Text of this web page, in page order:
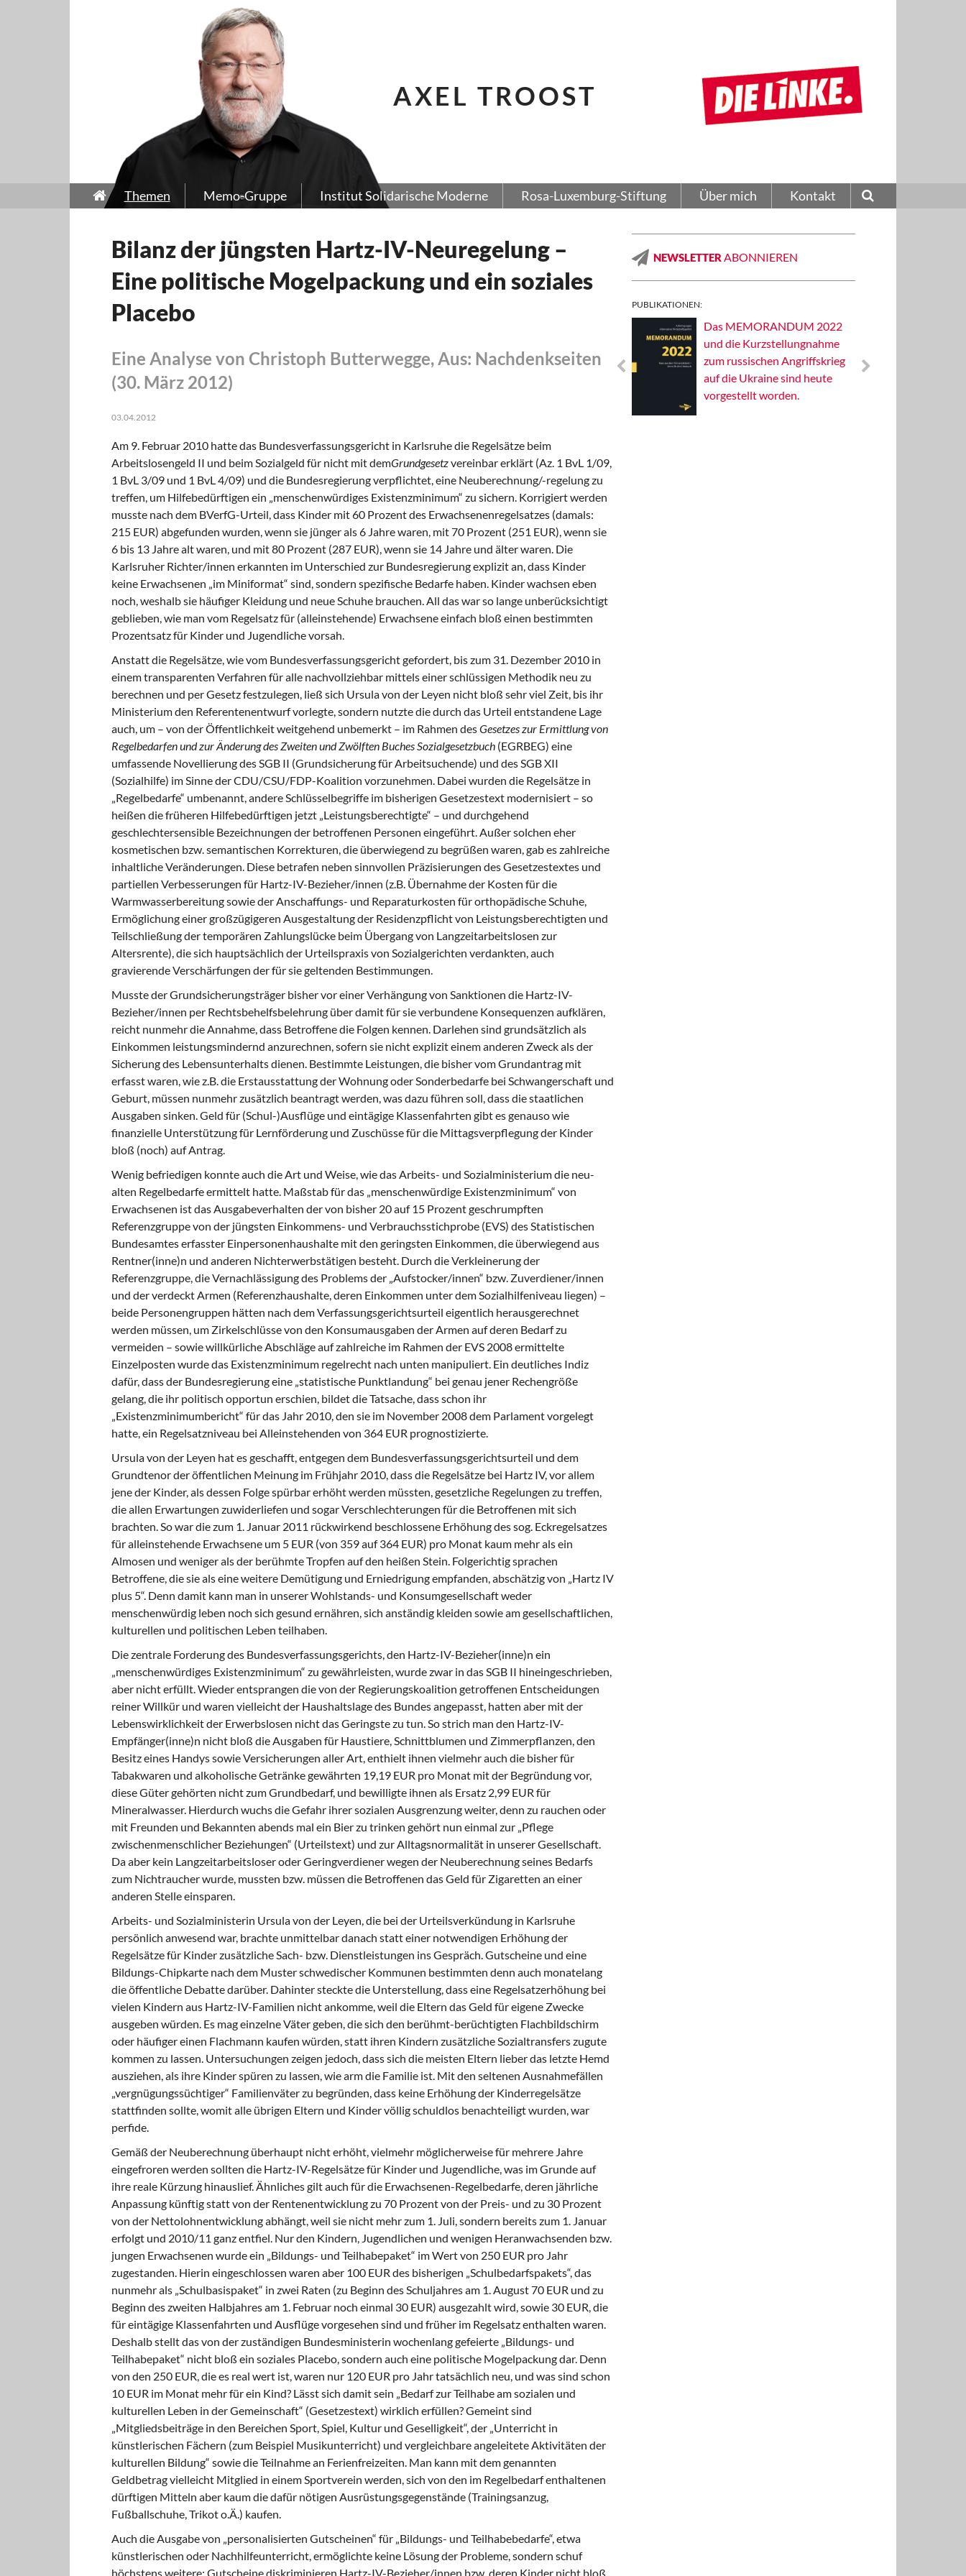
AXEL TROOST
Themen Memo-Gruppe Institut Solidarische Moderne Rosa-Luxemburg-Stiftung Über mich Kontakt
Bilanz der jüngsten Hartz-IV-Neuregelung –
Eine politische Mogelpackung und ein soziales
Placebo
Eine Analyse von Christoph Butterwegge, Aus: Nachdenkseiten
(30. März 2012)
03.04.2012
Am 9. Februar 2010 hatte das Bundesverfassungsgericht in Karlsruhe die Regelsätze beim
Arbeitslosengeld II und beim Sozialgeld für nicht mit demGrundgesetzvereinbar erklärt (Az. 1 BvL 1/09,
1 BvL 3/09 und 1 BvL 4/09) und die Bundesregierung verpflichtet, eine Neuberechnung/-regelung zu
treffen, um Hilfebedürftigen ein „menschenwürdiges Existenzminimum“ zu sichern. Korrigiert werden
musste nach dem BVerfG-Urteil, dass Kinder mit 60 Prozent des Erwachsenenregelsatzes (damals:
215 EUR) abgefunden wurden, wenn sie jünger als 6 Jahre waren, mit 70 Prozent (251 EUR), wenn sie
6 bis 13 Jahre alt waren, und mit 80 Prozent (287 EUR), wenn sie 14 Jahre und älter waren. Die
Karlsruher Richter/innen erkannten im Unterschied zur Bundesregierung explizit an, dass Kinder
keine Erwachsenen „im Miniformat“ sind, sondern spezifische Bedarfe haben. Kinder wachsen eben
noch, weshalb sie häufiger Kleidung und neue Schuhe brauchen. All das war so lange unberücksichtigt
geblieben, wie man vom Regelsatz für (alleinstehende) Erwachsene einfach bloß einen bestimmten
Prozentsatz für Kinder und Jugendliche vorsah.
Anstatt die Regelsätze, wie vom Bundesverfassungsgericht gefordert, bis zum 31. Dezember 2010 in
einem transparenten Verfahren für alle nachvollziehbar mittels einer schlüssigen Methodik neu zu
berechnen und per Gesetz festzulegen, ließ sich Ursula von der Leyen nicht bloß sehr viel Zeit, bis ihr
Ministerium den Referentenentwurf vorlegte, sondern nutzte die durch das Urteil entstandene Lage
auch, um – von der Öffentlichkeit weitgehend unbemerkt – im Rahmen desGesetzes zur Ermittlung von
Regelbedarfen und zur Änderung des Zweiten und Zwölften Buches Sozialgesetzbuch(EGRBEG) eine
umfassende Novellierung des SGB II (Grundsicherung für Arbeitsuchende) und des SGB XII
(Sozialhilfe) im Sinne der CDU/CSU/FDP-Koalition vorzunehmen. Dabei wurden die Regelsätze in
„Regelbedarfe“ umbenannt, andere Schlüsselbegriffe im bisherigen Gesetzestext modernisiert – so
heißen die früheren Hilfebedürftigen jetzt „Leistungsberechtigte“ – und durchgehend
geschlechtersensible Bezeichnungen der betroffenen Personen eingeführt. Außer solchen eher
kosmetischen bzw. semantischen Korrekturen, die überwiegend zu begrüßen waren, gab es zahlreiche
inhaltliche Veränderungen. Diese betrafen neben sinnvollen Präzisierungen des Gesetzestextes und
partiellen Verbesserungen für Hartz-IV-Bezieher/innen (z.B. Übernahme der Kosten für die
Warmwasserbereitung sowie der Anschaffungs- und Reparaturkosten für orthopädische Schuhe,
Ermöglichung einer großzügigeren Ausgestaltung der Residenzpflicht von Leistungsberechtigten und
Teilschließung der temporären Zahlungslücke beim Übergang von Langzeitarbeitslosen zur
Altersrente), die sich hauptsächlich der Urteilspraxis von Sozialgerichten verdankten, auch
gravierende Verschärfungen der für sie geltenden Bestimmungen.
Musste der Grundsicherungsträger bisher vor einer Verhängung von Sanktionen die Hartz-IV-
Bezieher/innen per Rechtsbehelfsbelehrung über damit für sie verbundene Konsequenzen aufklären,
reicht nunmehr die Annahme, dass Betroffene die Folgen kennen. Darlehen sind grundsätzlich als
Einkommen leistungsmindernd anzurechnen, sofern sie nicht explizit einem anderen Zweck als der
Sicherung des Lebensunterhalts dienen. Bestimmte Leistungen, die bisher vom Grundantrag mit
erfasst waren, wie z.B. die Erstausstattung der Wohnung oder Sonderbedarfe bei Schwangerschaft und
Geburt, müssen nunmehr zusätzlich beantragt werden, was dazu führen soll, dass die staatlichen
Ausgaben sinken. Geld für (Schul-)Ausflüge und eintägige Klassenfahrten gibt es genauso wie
finanzielle Unterstützung für Lernförderung und Zuschüsse für die Mittagsverpflegung der Kinder
bloß (noch) auf Antrag.
Wenig befriedigen konnte auch die Art und Weise, wie das Arbeits- und Sozialministerium die neu-
alten Regelbedarfe ermittelt hatte. Maßstab für das „menschenwürdige Existenzminimum“ von
Erwachsenen ist das Ausgabeverhalten der von bisher 20 auf 15 Prozent geschrumpften
Referenzgruppe von der jüngsten Einkommens- und Verbrauchsstichprobe (EVS) des Statistischen
Bundesamtes erfasster Einpersonenhaushalte mit den geringsten Einkommen, die überwiegend aus
Rentner(inne)n und anderen Nichterwerbstätigen besteht. Durch die Verkleinerung der
Referenzgruppe, die Vernachlässigung des Problems der „Aufstocker/innen“ bzw. Zuverdiener/innen
und der verdeckt Armen (Referenzhaushalte, deren Einkommen unter dem Sozialhilfeniveau liegen) –
beide Personengruppen hätten nach dem Verfassungsgerichtsurteil eigentlich herausgerechnet
werden müssen, um Zirkelschlüsse von den Konsumausgaben der Armen auf deren Bedarf zu
vermeiden – sowie willkürliche Abschläge auf zahlreiche im Rahmen der EVS 2008 ermittelte
Einzelposten wurde das Existenzminimum regelrecht nach unten manipuliert. Ein deutliches Indiz
dafür, dass der Bundesregierung eine „statistische Punktlandung“ bei genau jener Rechengröße
gelang, die ihr politisch opportun erschien, bildet die Tatsache, dass schon ihr
„Existenzminimumbericht“ für das Jahr 2010, den sie im November 2008 dem Parlament vorgelegt
hatte, ein Regelsatzniveau bei Alleinstehenden von 364 EUR prognostizierte.
Ursula von der Leyen hat es geschafft, entgegen dem Bundesverfassungsgerichtsurteil und dem
Grundtenor der öffentlichen Meinung im Frühjahr 2010, dass die Regelsätze bei Hartz IV, vor allem
jene der Kinder, als dessen Folge spürbar erhöht werden müssten, gesetzliche Regelungen zu treffen,
die allen Erwartungen zuwiderliefen und sogar Verschlechterungen für die Betroffenen mit sich
brachten. So war die zum 1. Januar 2011 rückwirkend beschlossene Erhöhung des sog. Eckregelsatzes
für alleinstehende Erwachsene um 5 EUR (von 359 auf 364 EUR) pro Monat kaum mehr als ein
Almosen und weniger als der berühmte Tropfen auf den heißen Stein. Folgerichtig sprachen
Betroffene, die sie als eine weitere Demütigung und Erniedrigung empfanden, abschätzig von „Hartz IV
plus 5“. Denn damit kann man in unserer Wohlstands- und Konsumgesellschaft weder
menschenwürdig leben noch sich gesund ernähren, sich anständig kleiden sowie am gesellschaftlichen,
kulturellen und politischen Leben teilhaben.
Die zentrale Forderung des Bundesverfassungsgerichts, den Hartz-IV-Bezieher(inne)n ein
„menschenwürdiges Existenzminimum“ zu gewährleisten, wurde zwar in das SGB II hineingeschrieben,
aber nicht erfüllt. Wieder entsprangen die von der Regierungskoalition getroffenen Entscheidungen
reiner Willkür und waren vielleicht der Haushaltslage des Bundes angepasst, hatten aber mit der
Lebenswirklichkeit der Erwerbslosen nicht das Geringste zu tun. So strich man den Hartz-IV-
Empfänger(inne)n nicht bloß die Ausgaben für Haustiere, Schnittblumen und Zimmerpflanzen, den
Besitz eines Handys sowie Versicherungen aller Art, enthielt ihnen vielmehr auch die bisher für
Tabakwaren und alkoholische Getränke gewährten 19,19 EUR pro Monat mit der Begründung vor,
diese Güter gehörten nicht zum Grundbedarf, und bewilligte ihnen als Ersatz 2,99 EUR für
Mineralwasser. Hierdurch wuchs die Gefahr ihrer sozialen Ausgrenzung weiter, denn zu rauchen oder
mit Freunden und Bekannten abends mal ein Bier zu trinken gehört nun einmal zur „Pflege
zwischenmenschlicher Beziehungen“ (Urteilstext) und zur Alltagsnormalität in unserer Gesellschaft.
Da aber kein Langzeitarbeitsloser oder Geringverdiener wegen der Neuberechnung seines Bedarfs
zum Nichtraucher wurde, mussten bzw. müssen die Betroffenen das Geld für Zigaretten an einer
anderen Stelle einsparen.
Arbeits- und Sozialministerin Ursula von der Leyen, die bei der Urteilsverkündung in Karlsruhe
persönlich anwesend war, brachte unmittelbar danach statt einer notwendigen Erhöhung der
Regelsätze für Kinder zusätzliche Sach- bzw. Dienstleistungen ins Gespräch. Gutscheine und eine
Bildungs-Chipkarte nach dem Muster schwedischer Kommunen bestimmten denn auch monatelang
die öffentliche Debatte darüber. Dahinter steckte die Unterstellung, dass eine Regelsatzerhöhung bei
vielen Kindern aus Hartz-IV-Familien nicht ankomme, weil die Eltern das Geld für eigene Zwecke
ausgeben würden. Es mag einzelne Väter geben, die sich den berühmt-berüchtigten Flachbildschirm
oder häufiger einen Flachmann kaufen würden, statt ihren Kindern zusätzliche Sozialtransfers zugute
kommen zu lassen. Untersuchungen zeigen jedoch, dass sich die meisten Eltern lieber das letzte Hemd
ausziehen, als ihre Kinder spüren zu lassen, wie arm die Familie ist. Mit den seltenen Ausnahmefällen
„vergnügungssüchtiger“ Familienväter zu begründen, dass keine Erhöhung der Kinderregelsätze
stattfinden sollte, womit alle übrigen Eltern und Kinder völlig schuldlos benachteiligt wurden, war
perfide.
Gemäß der Neuberechnung überhaupt nicht erhöht, vielmehr möglicherweise für mehrere Jahre
eingefroren werden sollten die Hartz-IV-Regelsätze für Kinder und Jugendliche, was im Grunde auf
ihre reale Kürzung hinauslief. Ähnliches gilt auch für die Erwachsenen-Regelbedarfe, deren jährliche
Anpassung künftig statt von der Rentenentwicklung zu 70 Prozent von der Preis- und zu 30 Prozent
von der Nettolohnentwicklung abhängt, weil sie nicht mehr zum 1. Juli, sondern bereits zum 1. Januar
erfolgt und 2010/11 ganz entfiel. Nur den Kindern, Jugendlichen und wenigen Heranwachsenden bzw.
jungen Erwachsenen wurde ein „Bildungs- und Teilhabepaket“ im Wert von 250 EUR pro Jahr
zugestanden. Hierin eingeschlossen waren aber 100 EUR des bisherigen „Schulbedarfspakets“, das
nunmehr als „Schulbasispaket“ in zwei Raten (zu Beginn des Schuljahres am 1. August 70 EUR und zu
Beginn des zweiten Halbjahres am 1. Februar noch einmal 30 EUR) ausgezahlt wird, sowie 30 EUR, die
für eintägige Klassenfahrten und Ausflüge vorgesehen sind und früher im Regelsatz enthalten waren.
Deshalb stellt das von der zuständigen Bundesministerin wochenlang gefeierte „Bildungs- und
Teilhabepaket“ nicht bloß ein soziales Placebo, sondern auch eine politische Mogelpackung dar. Denn
von den 250 EUR, die es real wert ist, waren nur 120 EUR pro Jahr tatsächlich neu, und was sind schon
10 EUR im Monat mehr für ein Kind? Lässt sich damit sein „Bedarf zur Teilhabe am sozialen und
kulturellen Leben in der Gemeinschaft“ (Gesetzestext) wirklich erfüllen? Gemeint sind
„Mitgliedsbeiträge in den Bereichen Sport, Spiel, Kultur und Geselligkeit“, der „Unterricht in
künstlerischen Fächern (zum Beispiel Musikunterricht) und vergleichbare angeleitete Aktivitäten der
kulturellen Bildung“ sowie die Teilnahme an Ferienfreizeiten. Man kann mit dem genannten
Geldbetrag vielleicht Mitglied in einem Sportverein werden, sich von den im Regelbedarf enthaltenen
dürftigen Mitteln aber kaum die dafür nötigen Ausrüstungsgegenstände (Trainingsanzug,
Fußballschuhe, Trikot o.Ä.) kaufen.
Auch die Ausgabe von „personalisierten Gutscheinen“ für „Bildungs- und Teilhabebedarfe“, etwa
künstlerischen oder Nachhilfeunterricht, ermöglichte keine Lösung der Probleme, sondern schuf
höchstens weitere: Gutscheine diskriminieren Hartz-IV-Bezieher/innen bzw. deren Kinder nicht bloß,
NEWSLETTER ABONNIEREN
PUBLIKATIONEN:
Das MEMORANDUM 2022
und die Kurzstellungnahme
zum russischen Angriffskrieg
auf die Ukraine sind heute
vorgestellt worden.